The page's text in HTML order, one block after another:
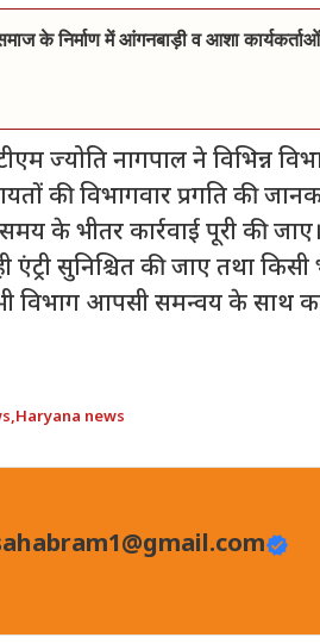
के निर्माण में आंगनबाड़ी व आशा
ज्योति नागपाल ने विभिन्न
की विभागवार प्रगति की
के भीतर कार्रवाई पूरी की
सुनिश्चित की जाए तथा
विभाग आपसी समन्वय के साथ
,Haryana news